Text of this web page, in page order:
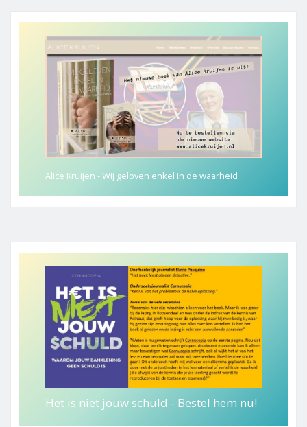
Alice Kruijen - Wij geloven enkel in de waarheid
Het is niet jouw schuld - Bestel hem nu!